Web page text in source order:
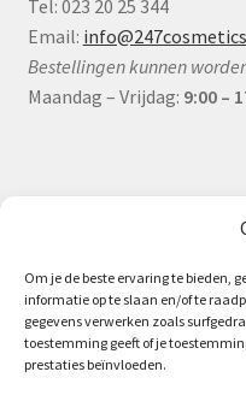
Om je de beste ervaring te bieden,
informatie op te slaan en/of te
gegevens verwerken zoals
toestemming geeft of je
prestaties beïnvloeden.
Tel: 023 20 25 344
Email:
Bestellingen kunnen
Maandag – Vrijdag: 9:00 –
Algemene Voorwaarden
Privacy & Cookiebeleid